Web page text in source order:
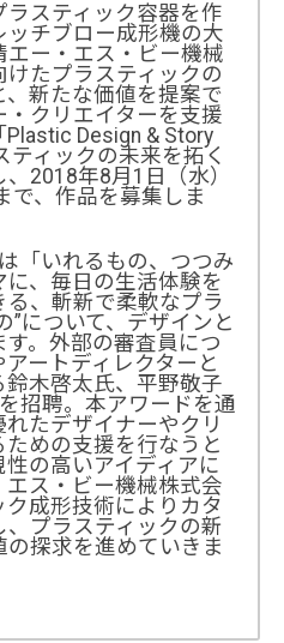
スティック容器を作
ッチブロー成形機の大
ー・エス・ビー機械
たプラスティックの
新たな価値を提案で
クリエイターを支援
Design & Story
ィックの未来を拓く
2018年8月1日（水）
で、作品を募集しま
「いれるもの、つつみ
、毎日の生活体験を
、斬新で柔軟なプラ
”について、デザインと
。外部の審査員につ
ートディレクターと
鈴木啓太氏、平野敬子
招聘。本アワードを通
たデザイナーやクリ
めの支援を行なうと
の高いアイディアに
ス・ビー機械株式会
成形技術によりカタ
プラスティックの新
探求を進めていきま